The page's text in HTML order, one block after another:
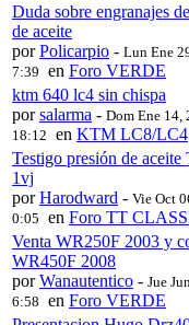
Duda sobre engranajes
de aceite
porPolicarpio - Lun Ene
7:39 en Foro VERDE
ktm 640 lc4 sin chispa
porsalarma - Dom Ene 14,
18:12 en KTM LC8/LC4
Testigo presión de aceite
1vj
porHarodward - Vie Oct
0:05 en Foro TT
Venta WR250F 2003 y
WR450F 2008
porWanautentico - Jue
6:58 en Foro VERDE